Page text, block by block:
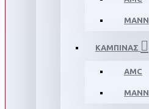
MANN
ΚΑΜΠΙΝΑΣ
AMC
MANN